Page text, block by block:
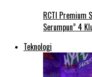
RCTI Premium
Serumpun” 4
Teknologi